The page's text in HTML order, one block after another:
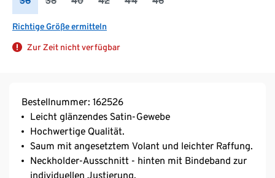
Richtige Größe ermitteln
Zur Zeit nicht verfügbar
Bestellnummer: 162526
Leicht glänzendes Satin-Gewebe
Hochwertige Qualität.
Saum mit angesetztem Volant und leichter Raffung.
Neckholder-Ausschnitt - hinten mit Bindeband zur
individuellen Justierung.